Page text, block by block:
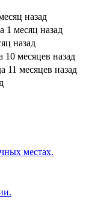
назад
1 месяц назад
назад
10 месяцев назад
11 месяцев назад
местах.